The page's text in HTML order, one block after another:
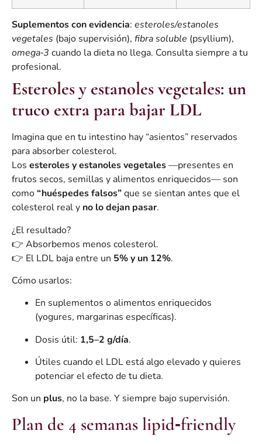
Suplementos con evidencia: esteroles/estanoles
vegetales (bajo supervisión), fibra soluble (psyllium),
omega‑3 cuando la dieta no llega. Consulta siempre a tu
profesional.
Esteroles y estanoles vegetales: un
truco extra para bajar LDL
Imagina que en tu intestino hay “asientos” reservados
para absorber colesterol.
Los esteroles y estanoles vegetales—presentes en
frutos secos, semillas y alimentos enriquecidos— son
como“huéspedes falsos”que se sientan antes que el
colesterol real y no lo dejan pasar.
¿El resultado?
👉 Absorbemos menos colesterol.
👉 El LDL baja entre un 5% y un 12%.
Cómo usarlos:
En suplementos o alimentos enriquecidos
(yogures, margarinas específicas).
Dosis útil: 1,5–2 g/día.
Útiles cuando el LDL está algo elevado y quieres
potenciar el efecto de tu dieta.
Son un plus, no la base. Y siempre bajo supervisión.
Plan de 4 semanas lipid‑friendly